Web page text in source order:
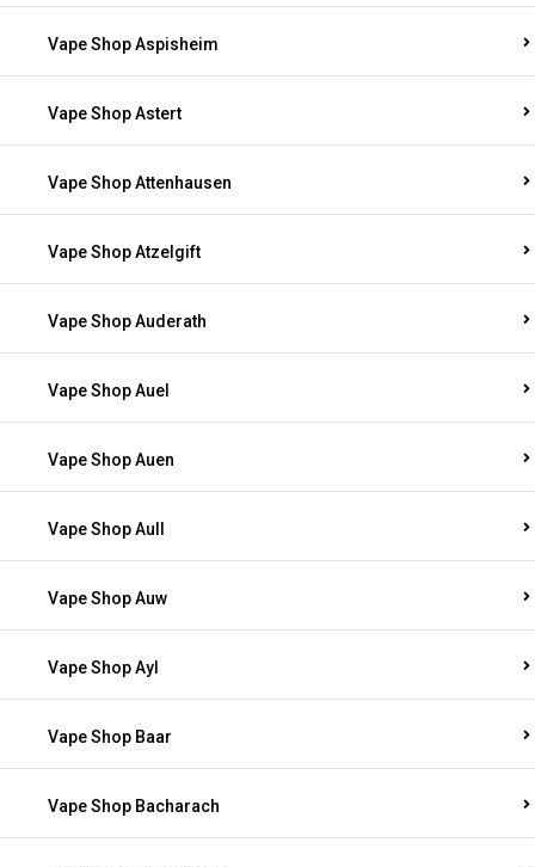
Vape Shop Aspisheim
Vape Shop Astert
Vape Shop Attenhausen
Vape Shop Atzelgift
Vape Shop Auderath
Vape Shop Auel
Vape Shop Auen
Vape Shop Aull
Vape Shop Auw
Vape Shop Ayl
Vape Shop Baar
Vape Shop Bacharach